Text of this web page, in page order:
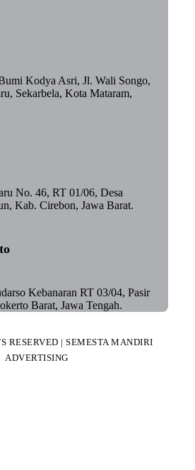
Kodya Asri, Jl. Wali Songo,
Sekarbela, Kota Mataram,
No. 46, RT 01/06, Desa
Kab. Cirebon, Jawa Barat.
Kebanaran RT 03/04, Pasir
Barat, Jawa Tengah.
RESERVED | SEMESTA MANDIRI
ADVERTISING